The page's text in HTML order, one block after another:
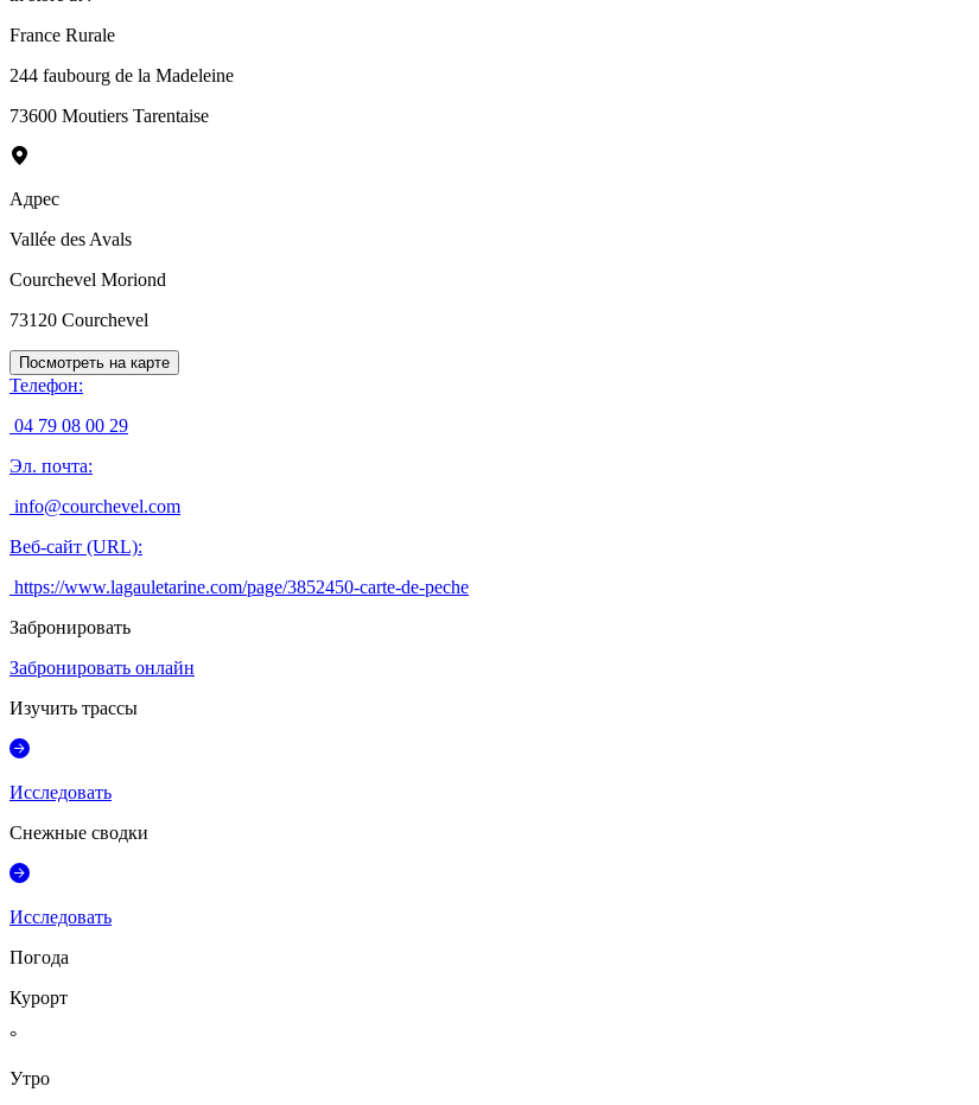
France Rurale
244 faubourg de la Madeleine
73600 Moutiers Tarentaise
Адрес
Vallée des Avals
Courchevel Moriond
73120 Courchevel
Посмотреть на карте
Телефон:
04 79 08 00 29
Эл. почта:
info@courchevel.com
Веб-сайт (URL):
https://www.lagauletarine.com/page/3852450-carte-de-peche
Забронировать
Забронировать онлайн
Изучить трассы
Исследовать
Снежные сводки
Исследовать
Погода
Курорт
°
Утро